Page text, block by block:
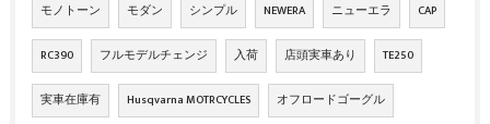
モノトーン モダン シンプル NEWERA ニューエラ CAP
RC390 フルモデルチェンジ 入荷 店頭実車あり TE250
実車在庫有 Husqvarna MOTRCYCLES オフロードゴーグル